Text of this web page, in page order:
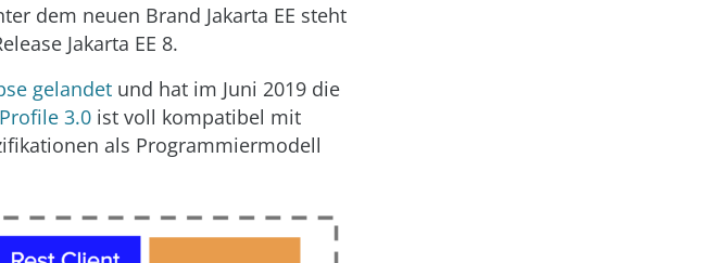
dem neuen Brand Jakarta EE steht
Jakarta EE 8.
gelandet und hat im Juni 2019 die
3.0 ist voll kompatibel mit
als Programmiermodell